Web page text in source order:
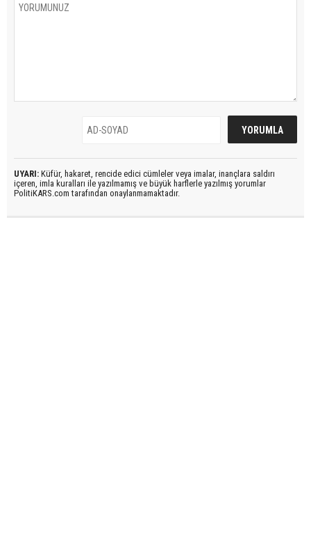
UYARI: Küfür, hakaret, rencide edici cümleler veya imalar, inançlara saldırı
içeren, imla kuralları ile yazılmamış ve büyük harflerle yazılmış yorumlar
PolitiKARS.com tarafından onaylanmamaktadır.